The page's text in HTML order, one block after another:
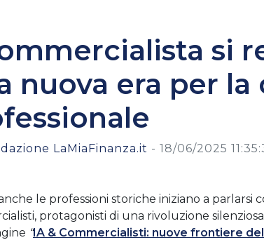
si
nuova era per la
LaMiaFinanza.it - 18/06/2025
le professioni storiche iniziano a parlarsi
protagonisti di una rivoluzione
“IA & Commercialisti: nuove frontiere